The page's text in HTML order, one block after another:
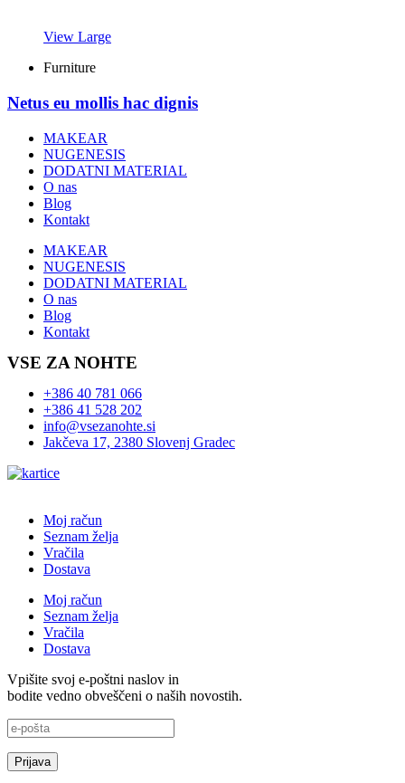
View Large
Furniture
Netus eu mollis hac dignis
MAKEAR
NUGENESIS
DODATNI MATERIAL
O nas
Blog
Kontakt
MAKEAR
NUGENESIS
DODATNI MATERIAL
O nas
Blog
Kontakt
VSE ZA NOHTE
+386 40 781 066
+386 41 528 202
info@vsezanohte.si
Jakčeva 17, 2380 Slovenj Gradec
Moj račun
Seznam želja
Vračila
Dostava
Moj račun
Seznam želja
Vračila
Dostava
Vpišite svoj e-poštni naslov in
bodite vedno obveščeni o naših novostih.